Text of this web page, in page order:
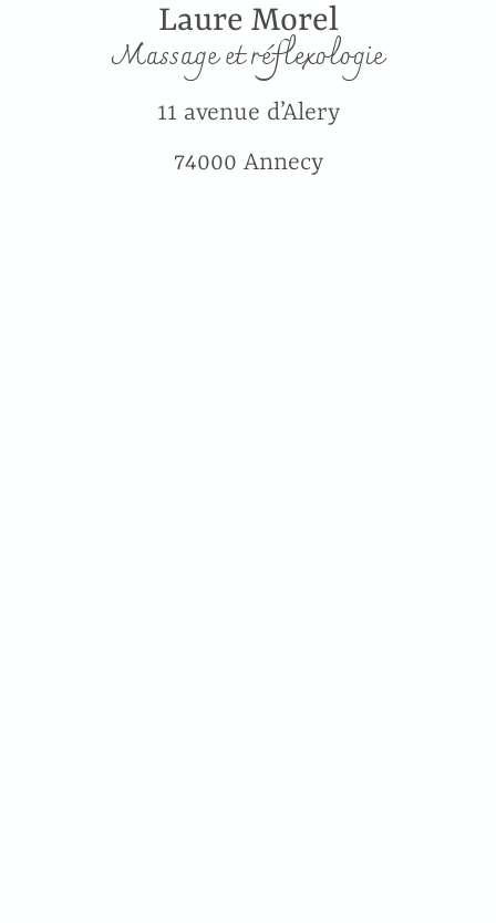
Laure Morel
Massage et réflexologie
11 avenue d’Alery
74000 Annecy